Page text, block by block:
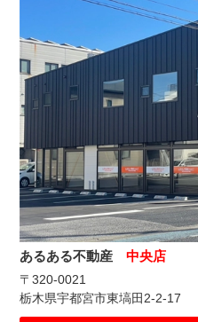
あるある不動産中央店
〒320-0021
栃木県宇都宮市東塙田2-2-17